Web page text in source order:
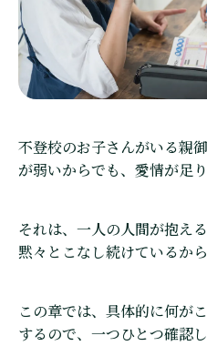
不登校のお子さんがいる親
が弱いからでも、愛情が足
それは、一人の人間が抱え
黙々とこなし続けているから
この章では、具体的に何が
するので、一つひとつ確認